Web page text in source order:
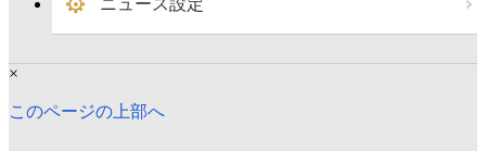
ニュース設定
×
このページの上部へ